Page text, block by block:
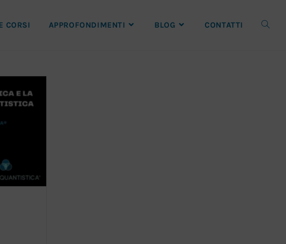
CORSI APPROFONDIMENTI BLOG CONTATTI